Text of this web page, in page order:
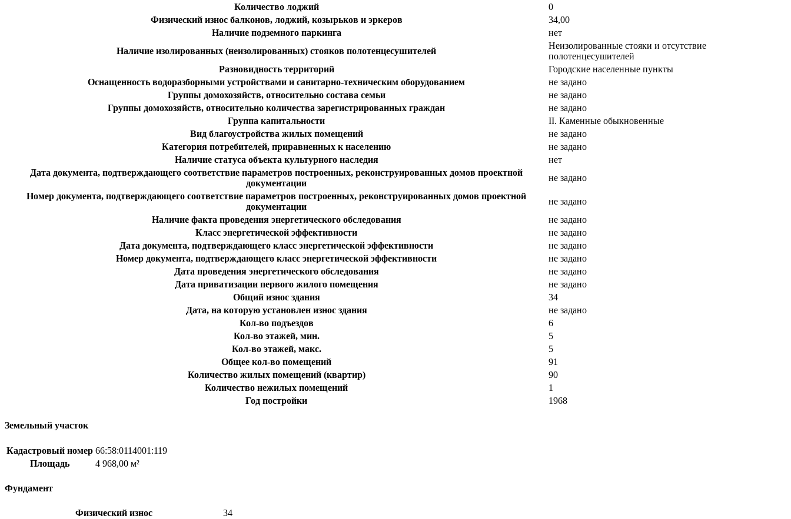
Количество лоджий
0
Физический износ балконов, лоджий, козырьков и эркеров
34,00
Наличие подземного паркинга
нет
Наличие изолированных (неизолированных) стояков полотенцесушителей
Неизолированные стояки и отсутствие
полотенцесушителей
Разновидность территорий
Городские населенные пункты
Оснащенность водоразборными устройствами и санитарно-техническим оборудованием
не задано
Группы домохозяйств, относительно состава семьи
не задано
Группы домохозяйств, относительно количества зарегистрированных граждан
не задано
Группа капитальности
II. Каменные обыкновенные
Вид благоустройства жилых помещений
не задано
Категория потребителей, приравненных к населению
не задано
Наличие статуса объекта культурного наследия
нет
Дата документа, подтверждающего соответствие параметров построенных, реконструированных домов проектной
документации
не задано
Номер документа, подтверждающего соответствие параметров построенных, реконструированных домов проектной
документации
не задано
Наличие факта проведения энергетического обследования
не задано
Класс энергетической эффективности
не задано
Дата документа, подтверждающего класс энергетической эффективности
не задано
Номер документа, подтверждающего класс энергетической эффективности
не задано
Дата проведения энергетического обследования
не задано
Дата приватизации первого жилого помещения
не задано
Общий износ здания
34
Дата, на которую установлен износ здания
не задано
Кол-во подъездов
6
Кол-во этажей, мин.
5
Кол-во этажей, макс.
5
Общее кол-во помещений
91
Количество жилых помещений (квартир)
90
Количество нежилых помещений
1
Год постройки
1968
Земельный участок
Кадастровый номер 66:58:0114001:119
Площадь
4 968,00 м²
Фундамент
Физический износ
34